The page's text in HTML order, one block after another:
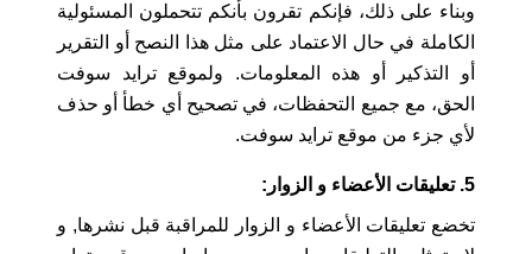
وبناء على ذلك، فإنكم تقرون بأنكم تتحملون المسئولية
الكاملة في حال الاعتماد على مثل هذا النصح أو التقرير
أو التذكير أو هذه المعلومات. ولموقع ترايد سوفت
الحق، مع جميع التحفظات، في تصحيح أي خطأ أو حذف
لأي جزء من موقع ترايد سوفت.
5. تعليقات الأعضاء و الزوار:
تخضع تعليقات الأعضاء و الزوار للمراقبة قبل نشرها, و